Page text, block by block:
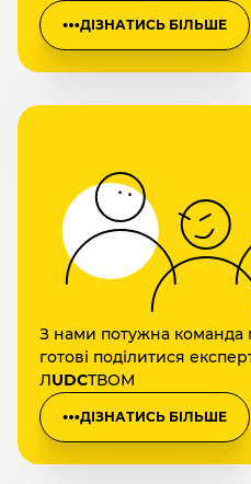
ДІЗНАТИСЬ БІЛЬШЕ
З нами потужна команда
готові поділитися
ЛUDCТВОМ
ДІЗНАТИСЬ БІЛЬШЕ